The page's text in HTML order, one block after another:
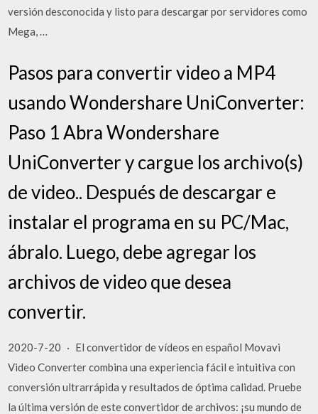
versión desconocida y listo para descargar por servidores como
Mega, …
Pasos para convertir video a MP4
usando Wondershare UniConverter:
Paso 1 Abra Wondershare
UniConverter y cargue los archivo(s)
de video.. Después de descargar e
instalar el programa en su PC/Mac,
ábralo. Luego, debe agregar los
archivos de video que desea
convertir.
2020-7-20 · El convertidor de vídeos en español Movavi
Video Converter combina una experiencia fácil e intuitiva con
conversión ultrarrápida y resultados de óptima calidad. Pruebe
la última versión de este convertidor de archivos: ¡su mundo de